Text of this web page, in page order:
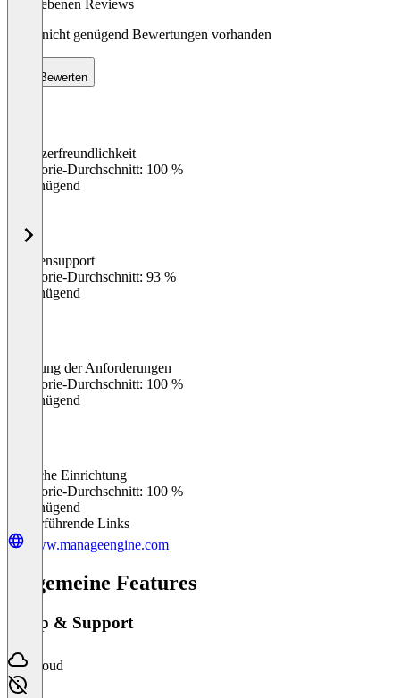
abgegebenen Reviews
Noch nicht genügend Bewertungen vorhanden
Bewerten
Benutzerfreundlichkeit
Kategorie-Durchschnitt: 100 %
Ungenügend
Kundensupport
Kategorie-Durchschnitt: 93 %
Ungenügend
Erfüllung der Anforderungen
Kategorie-Durchschnitt: 100 %
Ungenügend
Einfache Einrichtung
Kategorie-Durchschnitt: 100 %
Ungenügend
Weiterführende Links
www.manageengine.com
Allgemeine Features
Setup & Support
Cloud